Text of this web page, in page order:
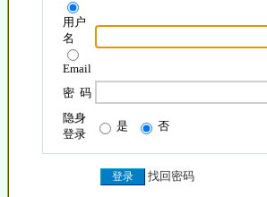
用户
名
Email
密 码
隐身
登录
是 否
找回密码